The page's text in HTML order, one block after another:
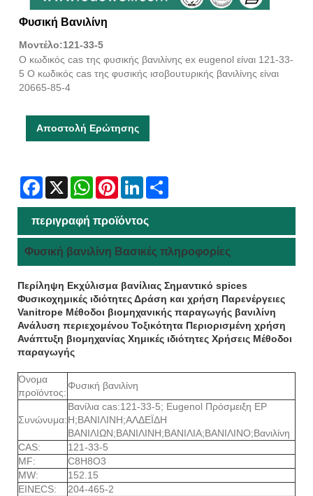
Φυσική Βανιλίνη
Μοντέλο:121-33-5
Ο κωδικός cas της φυσικής βανιλίνης ex eugenol είναι 121-33-
5 Ο κωδικός cas της φυσικής ισοβουτυρικής βανιλίνης είναι
20665-85-4
Αποστολή Ερώτησης
Facebook
X WhatsAppPinterestLinkedIn
περιγραφή προϊόντος
Φυσική βανιλίνη Βασικές πληροφορίες
Περίληψη Εκχύλισμα βανίλιας Σημαντικό spices
Φυσικοχημικές ιδιότητες Δράση και χρήση Παρενέργειες
Vanitrope Μέθοδοι βιομηχανικής παραγωγής βανιλίνη
Ανάλυση περιεχομένου Τοξικότητα Περιορισμένη χρήση
Ανάπτυξη βιομηχανίας Χημικές ιδιότητες Χρήσεις Μέθοδοι
παραγωγής
Όνομα
προϊόντος:
Φυσική βανιλίνη
Συνώνυμα:
Βανίλια cas:121-33-5; Eugenol Πρόσμειξη EP
H;ΒΑΝΙΛΙΝΗ;ΑΛΔΕΪΔΗ
ΒΑΝΙΛΙΩΝ;ΒΑΝΙΛΙΝΗ;ΒΑΝΙΛΙΑ;ΒΑΝΙΛΙΝΟ;Βανιλίνη
CAS:
121-33-5
MF:
C8H8O3
MW:
152.15
EINECS:
204-465-2